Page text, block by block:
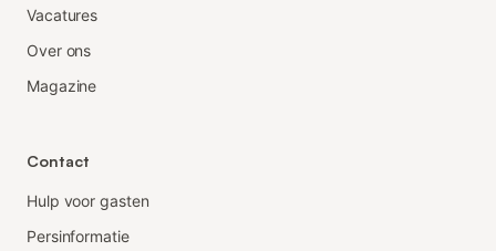
Vacatures
Over ons
Magazine
Contact
Hulp voor gasten
Persinformatie